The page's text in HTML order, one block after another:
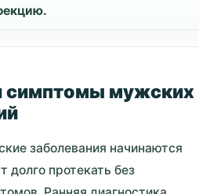
симптомы мужских
заболевания начинаются
долго протекать без